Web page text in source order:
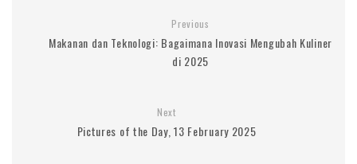
Previous
Makanan dan Teknologi: Bagaimana Inovasi Mengubah Kuliner
di 2025
Next
Pictures of the Day, 13 February 2025